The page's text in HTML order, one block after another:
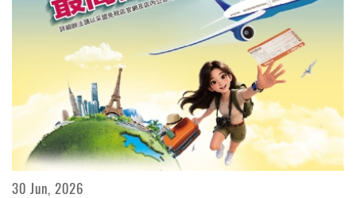
活動花絮
30 Jun, 2026